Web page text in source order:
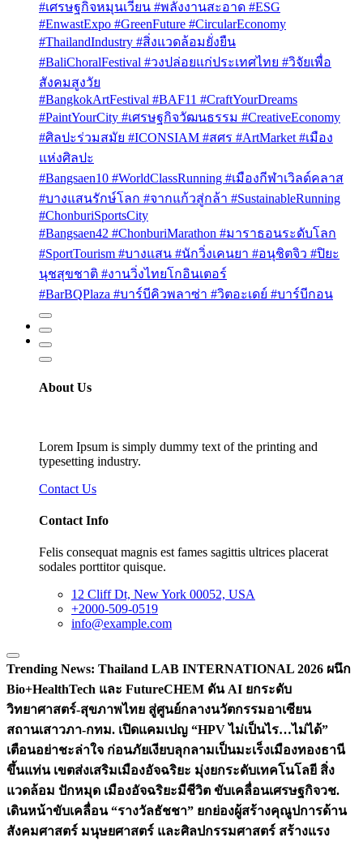
#เศรษฐกิจหมุนเวียน #พลังงานสะอาด #ESG
#EnwastExpo #GreenFuture #CircularEconomy
#ThailandIndustry #สิ่งแวดล้อมยั่งยืน
#BaliChoralFestival #วงปล่อยแก่ประเทศไทย #วิจัยเพื่อ
สังคมสูงวัย
#BangkokArtFestival #BAF11 #CraftYourDreams
#PaintYourCity #เศรษฐกิจวัฒนธรรม #CreativeEconomy
#ศิลปะร่วมสมัย #ICONSIAM #สศร #ArtMarket #เมือง
แห่งศิลปะ
#Bangsaen10 #WorldClassRunning #เมืองกีฬาเวิลด์คลาส
#บางแสนรักษ์โลก #จากแก้วสู่กล้า #SustainableRunning
#ChonburiSportsCity
#Bangsaen42 #ChonburiMarathon #มาราธอนระดับโลก
#SportTourism #บางแสน #นักวิ่งเคนยา #อนุชิตจิว #ปิยะ
นุชสุขชาติ #งานวิ่งไทยโกอินเตอร์
#BarBQPlaza #บาร์บีคิวพลาซ่า #วิตอะเดย์ #บาร์บีกอน
About Us
Lorem Ipsum is simply dummy text of the printing and
typesetting industry.
Contact Us
Contact Info
Felis consequat magnis est fames sagittis ultrices placerat
sodales porttitor quisque.
12 Cliff Dt, New York 00052, USA
+2000-509-0519
info@example.com
Trending News: Thailand LAB INTERNATIONAL 2026 ผนึก
Bio+HealthTech และ FutureCHEM ดัน AI ยกระดับ
วิทยาศาสตร์-สุขภาพไทย สู่ศูนย์กลางนวัตกรรมอาเซียน
สถานเสาวภา-กทม. เปิดแคมเปญ “HPV ไม่เป็นไร…ไม่ได้”
เตือนอย่าชะล่าใจ ก่อนภัยเงียบลุกลามเป็นมะเร็งเมืองทองธานี
ขึ้นแท่น เขตส่งเสริมเมืองอัจฉริยะ มุ่งยกระดับเทคโนโลยี สิ่ง
แวดล้อม ปักหมุด เมืองอัจฉริยะมีชีวิต ขับเคลื่อนเศรษฐกิจวช.
เดินหน้าขับเคลื่อน “รางวัลธัชชา” ยกย่องผู้สร้างคุณูปการด้าน
สังคมศาสตร์ มนุษยศาสตร์ และศิลปกรรมศาสตร์ สร้างแรง